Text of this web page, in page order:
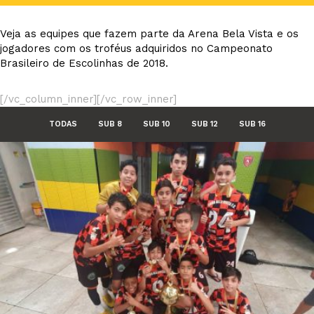
Veja as equipes que fazem parte da Arena Bela Vista e os
jogadores com os troféus adquiridos no Campeonato
Brasileiro de Escolinhas de 2018.
[/vc_column_inner][/vc_row_inner]
TODAS SUB 8 SUB 10 SUB 12 SUB 16